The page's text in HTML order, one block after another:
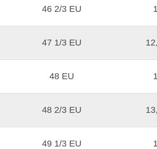
46 2/3 EU
47 1/3 EU
48 EU
48 2/3 EU
49 1/3 EU